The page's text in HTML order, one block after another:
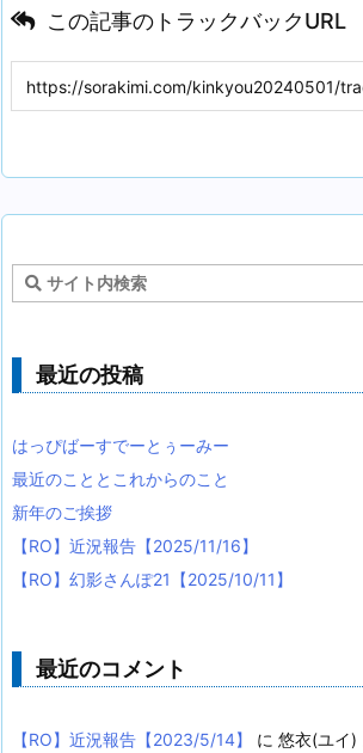
この記事のトラックバックURL
最近の投稿
はっぴばーすでーとぅーみー
最近のこととこれからのこと
新年のご挨拶
【RO】近況報告【2025/11/16】
【RO】幻影さんぽ21【2025/10/11】
最近のコメント
【RO】近況報告【2023/5/14】 に 悠衣(ユイ)